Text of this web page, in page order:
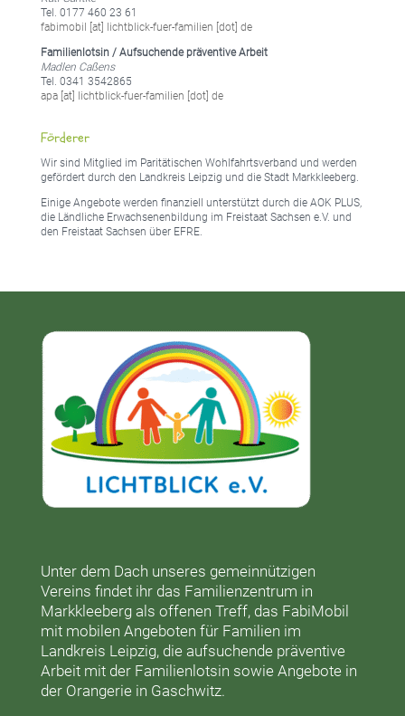
Tel. 0177 460 23 61
fabimobil [at] lichtblick-fuer-familien [dot] de
Familienlotsin / Aufsuchende präventive Arbeit
Madlen Caßens
Tel. 0341 3542865
apa [at] lichtblick-fuer-familien [dot] de
Förderer
Wir sind Mitglied im Paritätischen Wohlfahrtsverband und werden
gefördert durch den Landkreis Leipzig und die Stadt Markkleeberg.
Einige Angebote werden finanziell unterstützt durch die AOK PLUS,
die Ländliche Erwachsenenbildung im Freistaat Sachsen e.V. und
den Freistaat Sachsen über EFRE.
Unter dem Dach unseres gemeinnützigen
Vereins findet ihr das Familienzentrum in
Markkleebergals offenen Treff, das FabiMobil
mit mobilen Angeboten für Familien im
Landkreis Leipzig, die aufsuchende präventive
Arbeit mit der Familienlotsin sowie Angebote in
der Orangeriein Gaschwitz.